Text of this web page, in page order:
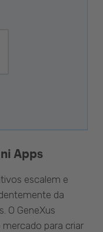
Apps
escalem e
da
O GeneXus
para criar